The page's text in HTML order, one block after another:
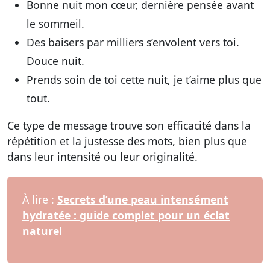
Bonne nuit mon cœur, dernière pensée avant
le sommeil.
Des baisers par milliers s’envolent vers toi.
Douce nuit.
Prends soin de toi cette nuit, je t’aime plus que
tout.
Ce type de message trouve son efficacité dans la
répétition et la justesse des mots, bien plus que
dans leur intensité ou leur originalité.
À lire : Secrets d’une peau intensément
hydratée : guide complet pour un éclat
naturel